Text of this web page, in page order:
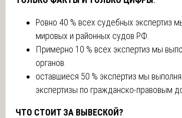
Ровно 40 % всех судебных экспертиз
мировых и районных судов РФ.
Примерно 10 % всех экспертиз мы
органов.
оставшиеся 50 % экспертиз мы
экспертизы по гражданско-правовым
ЧТО СТОИТ ЗА ВЫВЕСКОЙ?